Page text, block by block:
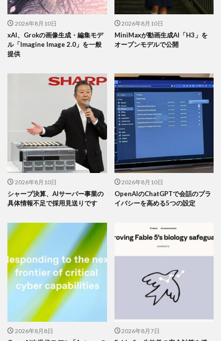
2026年8月10日
xAI、Grokの画像生成・編集モデ
ル「Imagine Image 2.0」を一般
提供
2026年8月10日
MiniMaxが動画生成AI「H3」を
オープンモデルで公開
2026年8月10日
シャープ決算、AIサーバー事業の
具体情報不足で採用見送りです
2026年8月10日
OpenAIのChatGPTで会話のプラ
イバシーを高める5つの設定
2026年8月8日 2026年8月7日